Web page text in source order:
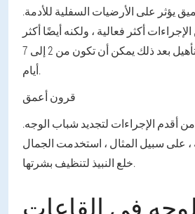
يؤثر على الأرضيات السفلية للأدمة.
أكثر فعالية ، ولكنه أيضًا أكثر
خطورة. فترة إعادة التأهيل بعد ذلك يمكن أن تكون من 2 إلى 7
أيام.
قرون أعمق
أقدم الإجراءات لتجديد شباب الوجه.
، على سبيل المثال ، استخدمت الجمال
خلع النبيذ لتنظيف بشرتها.
في القاعات